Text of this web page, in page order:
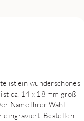
ist ein wunderschönes
ca. 14 x 18 mm groß
Name Ihrer Wahl
eingraviert. Bestellen